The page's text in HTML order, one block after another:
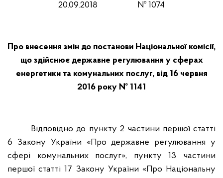
20.09.2018 № 1074
Про внесення змін до постанови Національної комісії,
що здійснює державне регулювання у сферах
енергетики та комунальних послуг, від 16 червня
2016 року № 1141
Відповідно до пункту 2 частини першої статті
6 Закону України «Про державне регулювання у
сфері комунальних послуг», пункту 13 частини
першої статті 17 Закону України «Про Національну